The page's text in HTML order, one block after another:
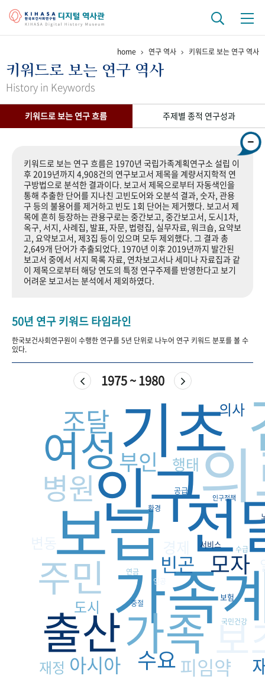
걸어온 길 기관 변천사 역대 기관장
연구 역사
기록물 아카이브
사진 아카이브 문서 기록물 행정박물 영상 기록물
+1주년 기념
성과 50선 숫자로 보는 50년 50+1주년 광장
세계와 함께 한 KIHASA
VR 역사관
home 연구 역사 키워드로 보는 연구 역사
키워드로 보는 연구 역사
History in Keywords
키워드로 보는 연구 흐름 주제별 종적 연구성과
키워드로 보는 연구 흐름은 1970년 국립가족계획연구소 설립 이
후 2019년까지 4,908건의 연구보고서 제목을 계량서지학적 연
구방법으로 분석한 결과이다. 보고서 제목으로부터 자동색인을
통해 추출한 단어를 지나친 고빈도어와 오분석 결과, 숫자, 관용
구 등의 불용어를 제거하고 빈도 1회 단어는 제거했다. 보고서 제
목에 흔히 등장하는 관용구로는 중간보고, 중간보고서, 도시1차,
옥구, 서지, 사례집, 발표, 자문, 법령집, 실무자료, 워크숍, 요약보
고, 요약보고서, 제3집 등이 있으며 모두 제외했다. 그 결과 총
2,649개 단어가 추출되었다. 1970년 이후 2019년까지 발간된
보고서 중에서 서지 목록 자료, 연차보고서나 세미나 자료집과 같
이 제목으로부터 해당 연도의 특정 연구주제를 반영한다고 보기
어려운 보고서는 분석에서 제외하였다.
50년 연구 키워드 타임라인
한국보건사회연구원이 수행한 연구를 5년 단위로 나누어 연구 키워드 분포를 볼 수
있다.
1975 ~ 1980
인구
기초
전
가족
보급
가족
출산
여성
주민
병원
조달
모자
수요
부인
아시아
빈곤
피임약
행태
재정
도시
의사
서비스
공급
보험
연금
국민건강
수급
환경
인공
중절
인구정책